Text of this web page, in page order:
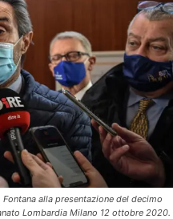
alla presentazione del decimo
Lombardia Milano 12 ottobre 2020.